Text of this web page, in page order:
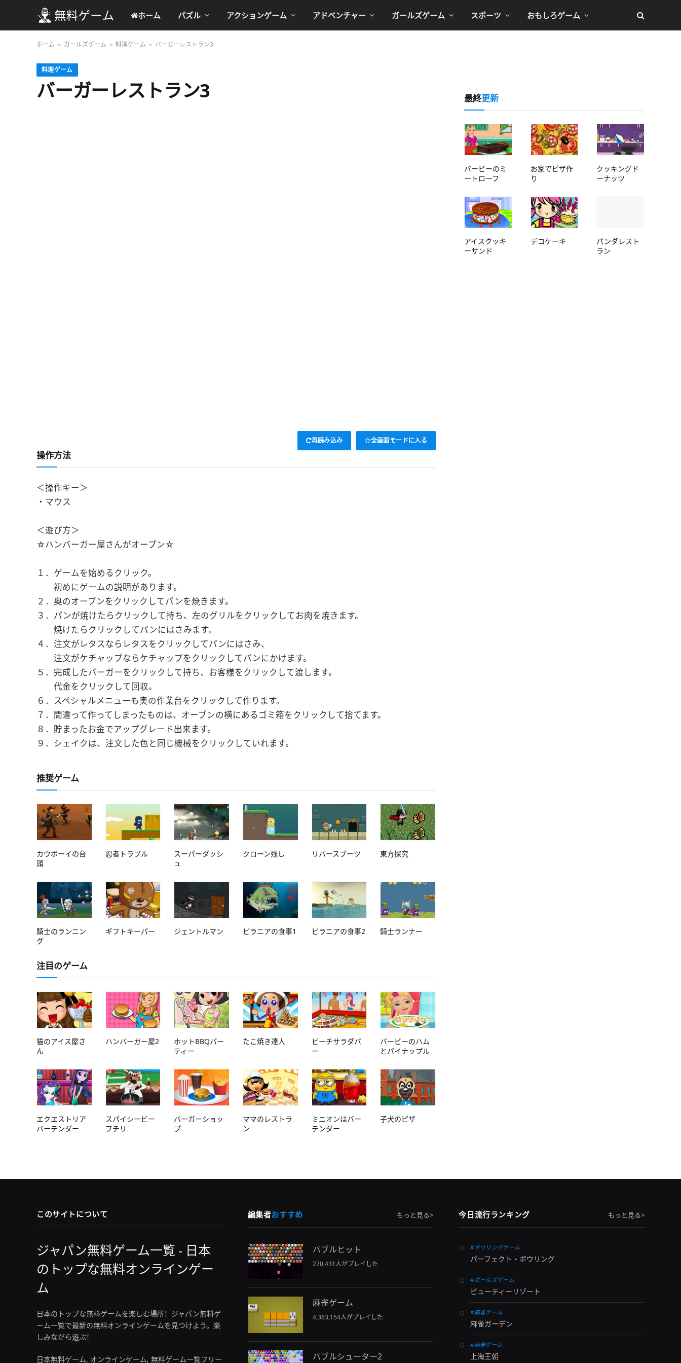
ホーム パズル アクションゲーム アドベンチャー ガールズゲーム スポーツ おもしろゲーム
ホーム » ガールズゲーム » 料理ゲーム » バーガーレストラン3
料理ゲーム
バーガーレストラン3
再読み込み 全画面モードに入る
操作方法
＜操作キー＞
・マウス
＜遊び方＞
☆ハンバーガー屋さんがオープン☆
１．ゲームを始めるクリック。
初めにゲームの説明があります。
２．奥のオーブンをクリックしてパンを焼きます。
３．パンが焼けたらクリックして持ち、左のグリルをクリックしてお肉を焼きます。
焼けたらクリックしてパンにはさみます。
４．注文がレタスならレタスをクリックしてパンにはさみ、
注文がケチャップならケチャップをクリックしてパンにかけます。
５．完成したバーガーをクリックして持ち、お客様をクリックして渡します。
代金をクリックして回収。
６．スペシャルメニューも奥の作業台をクリックして作ります。
７．間違って作ってしまったものは、オーブンの横にあるゴミ箱をクリックして捨てます。
８．貯まったお金でアップグレード出来ます。
９．シェイクは、注文した色と同じ機械をクリックしていれます。
推奨ゲーム
カウボーイの台
頭
忍者トラブル
スーパーダッシ
ュ
クローン残し リバースブーツ 東方探究
騎士のランニン
グ
ギフトキーパー ジェントルマン ピラニアの食事1 ピラニアの食事2 騎士ランナー
注目のゲーム
猫のアイス屋さ
ん
ハンバーガー屋2
ホットBBQパー
ティー
たこ焼き達人
ビーチサラダバ
ー
バービーのハム
とパイナップル
エクエストリア
バーテンダー
スパイシービー
フチリ
バーガーショッ
プ
ママのレストラ
ン
ミニオンはバー
テンダー
子犬のピザ
最終更新
バービーのミ
ートローフ
お家でピザ作
り
クッキングド
ーナッツ
アイスクッキ
ーサンド
デコケーキ
パンダレスト
ラン
このサイトについて
ジャパン無料ゲーム一覧 - 日本
のトップな無料オンラインゲー
ム
日本のトップな無料ゲームを楽しむ場所！ジャパン無料ゲ
ーム一覧で最新の無料オンラインゲームを見つけよう。楽
しみながら遊ぶ！
日本無料ゲーム, オンラインゲーム, 無料ゲーム一覧フリー
編集者おすすめ もっと見る>
バブルヒット
270,431人がプレイした
麻雀ゲーム
4,363,154人がプレイした
バブルシューター2
今日流行ランキング もっと見る>
#ボウリングゲーム
パーフェクト・ボウリング
#ガールズゲーム
ビューティーリゾート
#麻雀ゲーム
麻雀ガーデン
#麻雀ゲーム
上海王朝